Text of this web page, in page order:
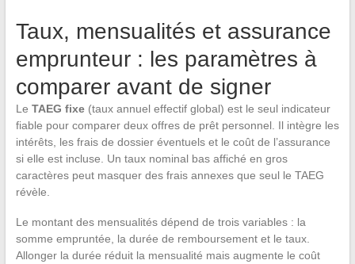
Taux, mensualités et assurance
emprunteur : les paramètres à
comparer avant de signer
Le TAEG fixe(taux annuel effectif global) est le seul indicateur
fiable pour comparer deux offres de prêt personnel. Il intègre les
intérêts, les frais de dossier éventuels et le coût de l’assurance
si elle est incluse. Un taux nominal bas affiché en gros
caractères peut masquer des frais annexes que seul le TAEG
révèle.
Le montant des mensualités dépend de trois variables : la
somme empruntée, la durée de remboursement et le taux.
Allonger la durée réduit la mensualité mais augmente le coût